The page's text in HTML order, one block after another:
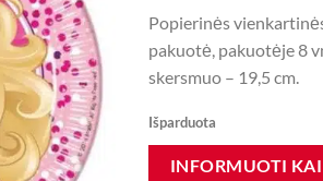
Popierinės
pakuotė, pakuotėje 8
skersmuo – 19,5 cm.
Išparduota